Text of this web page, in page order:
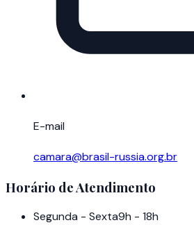
E-mail
camara@brasil-russia.org.br
Horário de Atendimento
Segunda - Sexta9h - 18h